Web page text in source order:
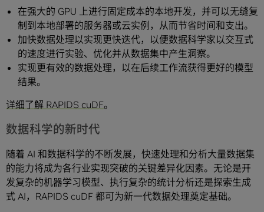
在强大的 GPU 上进行固定成本的本地开发，并可以无缝复
制到本地部署的服务器或云实例，从而节省时间和支出。
加快数据处理以实现更快迭代，以便数据科学家以交互式
的速度进行实验、优化并从数据集中产生洞察。
实现更有效的数据处理，以在后续工作流获得更好的模型
结果。
详细了解 RAPIDS cuDF。
数据科学的新时代
随着 AI 和数据科学的不断发展，快速处理和分析大量数据集
的能力将成为各行业实现突破的关键差异化因素。无论是开
发复杂的机器学习模型、执行复杂的统计分析还是探索生成
式 AI，RAPIDS cuDF 都可为新一代数据处理奠定基础。